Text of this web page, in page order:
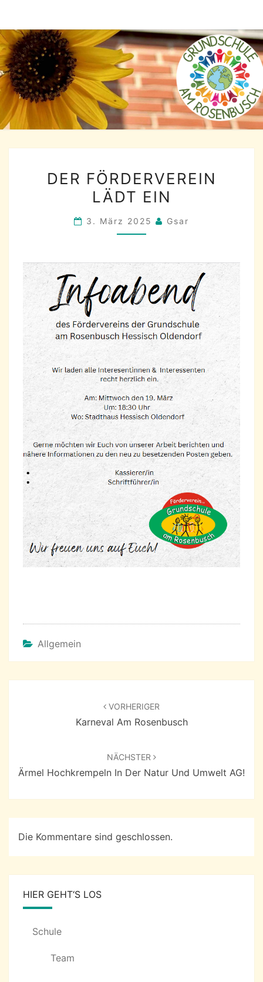
content
FÖRDERVEREIN
LÄDT
DER FÖRDERVEREIN
LÄDT EIN
3. März 2025 Gsar
Allgemein
VORHERIGER
Karneval Am Rosenbusch
NÄCHSTER
Ärmel Hochkrempeln In Der Natur Und Umwelt AG!
Die Kommentare sind geschlossen.
HIER GEHT‘S LOS
Schule
Team